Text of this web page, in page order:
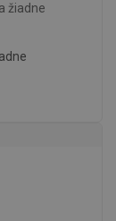
žiadne